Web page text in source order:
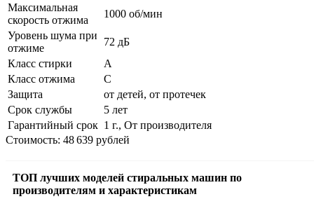
Максимальная
скорость отжима
1000 об/мин
Уровень шума при
отжиме
72 дБ
Класс стирки
A
Класс отжима
C
Защита
от детей, от протечек
Срок службы
5 лет
Гарантийный срок 1 г., От производителя
Стоимость: 48 639 рублей
ТОП лучших моделей стиральных машин по
производителям и характеристикам